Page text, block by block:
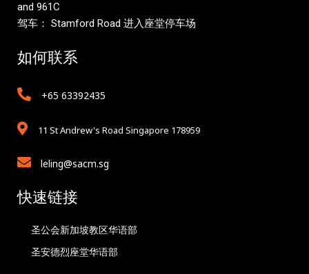
and 961C
驾车： Stamford Road 进入座堂停车场
如何联系
+65 63392435
11 St Andrew's Road Singapore 178959
leling@sacm.sg
快速链接
圣公会新加坡教区华语部
圣安德烈座堂华语部